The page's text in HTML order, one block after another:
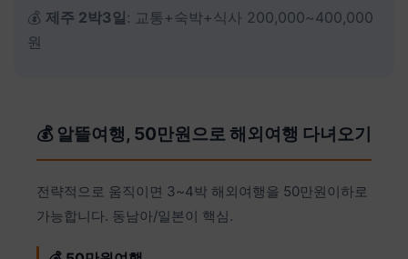
💰 제주 2박3일 : 교통+숙박+식사 200,000~400,000
원
💰 알뜰여행, 50만원으로 해외여행 다녀오기
전략적으로 움직이면 3~4박 해외여행을 50만원이하로
가능합니다. 동남아/일본이 핵심.